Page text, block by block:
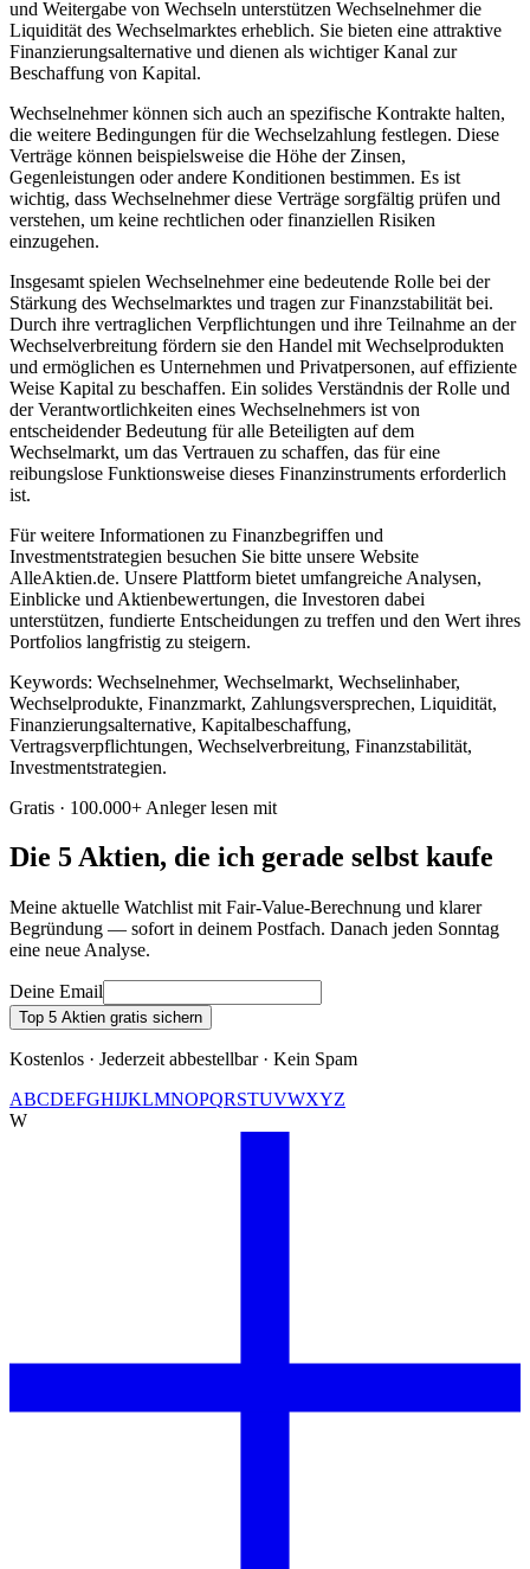
und Weitergabe von Wechseln unterstützen Wechselnehmer die
Liquidität des Wechselmarktes erheblich. Sie bieten eine attraktive
Finanzierungsalternative und dienen als wichtiger Kanal zur
Beschaffung von Kapital.
Wechselnehmer können sich auch an spezifische Kontrakte halten,
die weitere Bedingungen für die Wechselzahlung festlegen. Diese
Verträge können beispielsweise die Höhe der Zinsen,
Gegenleistungen oder andere Konditionen bestimmen. Es ist
wichtig, dass Wechselnehmer diese Verträge sorgfältig prüfen und
verstehen, um keine rechtlichen oder finanziellen Risiken
einzugehen.
Insgesamt spielen Wechselnehmer eine bedeutende Rolle bei der
Stärkung des Wechselmarktes und tragen zur Finanzstabilität bei.
Durch ihre vertraglichen Verpflichtungen und ihre Teilnahme an der
Wechselverbreitung fördern sie den Handel mit Wechselprodukten
und ermöglichen es Unternehmen und Privatpersonen, auf effiziente
Weise Kapital zu beschaffen. Ein solides Verständnis der Rolle und
der Verantwortlichkeiten eines Wechselnehmers ist von
entscheidender Bedeutung für alle Beteiligten auf dem
Wechselmarkt, um das Vertrauen zu schaffen, das für eine
reibungslose Funktionsweise dieses Finanzinstruments erforderlich
ist.
Für weitere Informationen zu Finanzbegriffen und
Investmentstrategien besuchen Sie bitte unsere Website
AlleAktien.de. Unsere Plattform bietet umfangreiche Analysen,
Einblicke und Aktienbewertungen, die Investoren dabei
unterstützen, fundierte Entscheidungen zu treffen und den Wert ihres
Portfolios langfristig zu steigern.
Keywords: Wechselnehmer, Wechselmarkt, Wechselinhaber,
Wechselprodukte, Finanzmarkt, Zahlungsversprechen, Liquidität,
Finanzierungsalternative, Kapitalbeschaffung,
Vertragsverpflichtungen, Wechselverbreitung, Finanzstabilität,
Investmentstrategien.
Gratis · 100.000+ Anleger lesen mit
Die 5 Aktien, die ich gerade selbst kaufe
Meine aktuelle Watchlist mit Fair-Value-Berechnung und klarer
Begründung — sofort in deinem Postfach. Danach jeden Sonntag
eine neue Analyse.
Deine Email
Top 5 Aktien gratis sichern
Kostenlos · Jederzeit abbestellbar · Kein Spam
ABCDEFGHIJKLMNOPQRSTUVWXYZ
W